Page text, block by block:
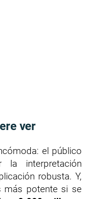
ver
el público
la interpretación
robusta. Y,
más potente si se